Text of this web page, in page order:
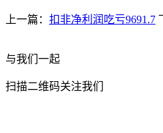
上一篇： 扣非净利润吃亏9691.7
与我们一起
扫描二维码关注我们